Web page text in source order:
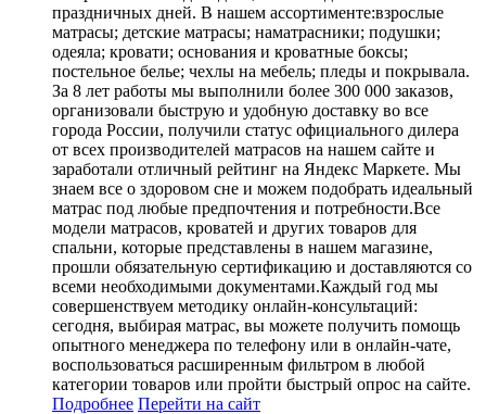
праздничных дней. В нашем ассортименте:взрослые
матрасы; детские матрасы; наматрасники; подушки;
одеяла; кровати; основания и кроватные боксы;
постельное белье; чехлы на мебель; пледы и покрывала.
За 8 лет работы мы выполнили более 300 000 заказов,
организовали быструю и удобную доставку во все
города России, получили статус официального дилера
от всех производителей матрасов на нашем сайте и
заработали отличный рейтинг на Яндекс Маркете. Мы
знаем все о здоровом сне и можем подобрать идеальный
матрас под любые предпочтения и потребности.Все
модели матрасов, кроватей и других товаров для
спальни, которые представлены в нашем магазине,
прошли обязательную сертификацию и доставляются со
всеми необходимыми документами.Каждый год мы
совершенствуем методику онлайн-консультаций:
сегодня, выбирая матрас, вы можете получить помощь
опытного менеджера по телефону или в онлайн-чате,
воспользоваться расширенным фильтром в любой
категории товаров или пройти быстрый опрос на сайте.
Подробнее Перейти на сайт